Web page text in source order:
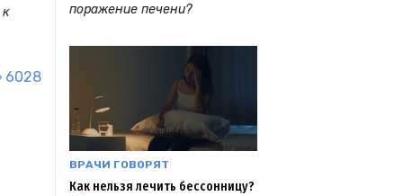
6028
поражение печени?
ВРАЧИ ГОВОРЯТ
Как нельзя лечить бессонницу?